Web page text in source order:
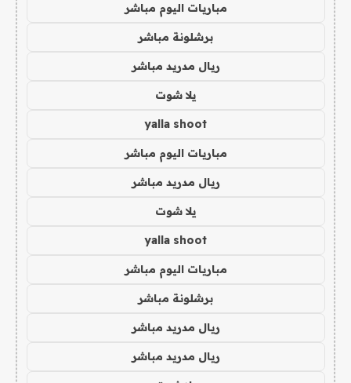
مباريات اليوم مباشر
برشلونة مباشر
ريال مدريد مباشر
يلا شوت
yalla shoot
مباريات اليوم مباشر
ريال مدريد مباشر
يلا شوت
yalla shoot
مباريات اليوم مباشر
برشلونة مباشر
ريال مدريد مباشر
ريال مدريد مباشر